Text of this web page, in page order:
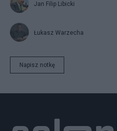
Jan Filip Libicki
Łukasz Warzecha
Napisz notkę